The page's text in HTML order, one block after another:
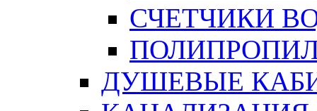
СЧЕТЧИКИ
ДУШЕВЫЕ